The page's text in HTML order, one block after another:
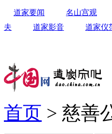
道家要闻 名山宫观
夫
道家影音 道家仪
首页 > 慈善